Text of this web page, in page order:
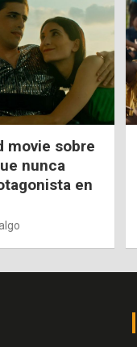
movie sobre
nunca
en